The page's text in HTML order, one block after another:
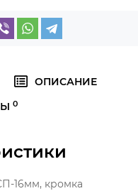
ОПИСАНИЕ
0
16мм, кромка